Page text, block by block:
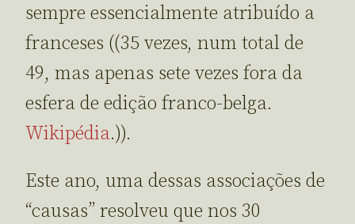
sempre essencialmente atribuído a
franceses ((35 vezes, num total de
49, mas apenas sete vezes fora da
esfera de edição franco-belga.
Wikipédia.)).
Este ano, uma dessas associações de
“causas” resolveu que nos 30